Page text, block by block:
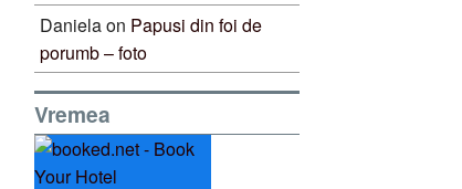
Danielaon Papusi din foi de
porumb – foto
Vremea